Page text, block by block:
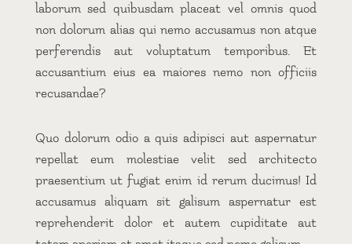
laborum sed quibusdam placeat vel omnis quod
non dolorum alias qui nemo accusamus non atque
perferendis aut voluptatum temporibus. Et
accusantium eius ea maiores nemo non officiis
recusandae?
Quo dolorum odio a quis adipisci aut aspernatur
repellat eum molestiae velit sed architecto
praesentium ut fugiat enim id rerum ducimus! Id
accusamus aliquam sit galisum aspernatur est
reprehenderit dolor et autem cupiditate aut